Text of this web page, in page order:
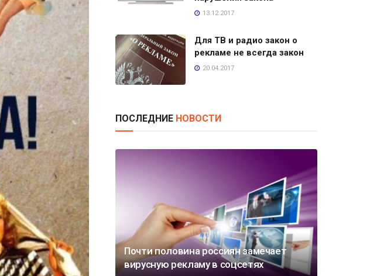
13.12.2017
Для ТВ и радио закон о
рекламе не всегда закон
20.04.2017
ПОСЛЕДНИЕ НОВОСТИ
Почти половина россиян замечает
вирусную рекламу в соцсетях